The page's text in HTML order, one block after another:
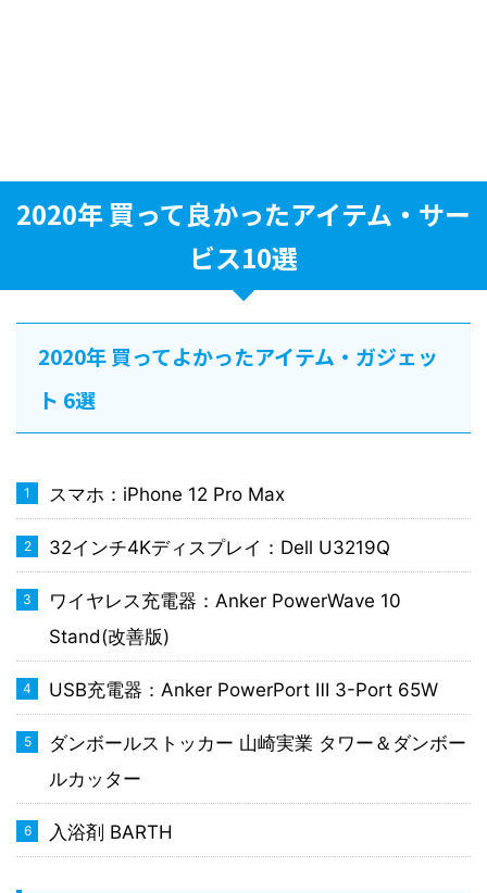
2020年 買って良かったアイテム・サー
ビス10選
2020年 買ってよかったアイテム・ガジェッ
ト 6選
スマホ：iPhone 12 Pro Max
32インチ4Kディスプレイ：Dell U3219Q
ワイヤレス充電器：Anker PowerWave 10
Stand(改善版)
USB充電器：Anker PowerPort Ⅲ 3-Port 65W
ダンボールストッカー 山崎実業 タワー＆ダンボー
ルカッター
入浴剤 BARTH